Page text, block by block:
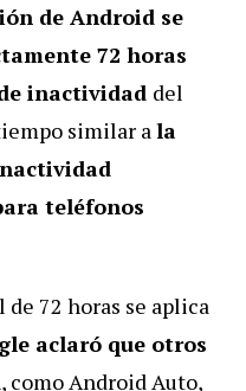
de Android se
72 horas
inactividad del
similar ala
teléfonos
de 72 horas se aplica
aclaró que otros
, como Android Auto,